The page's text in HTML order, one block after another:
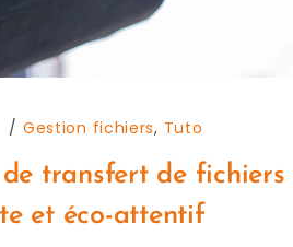
Gestion fichiers, Tuto
transfert de fichiers
et éco-attentif